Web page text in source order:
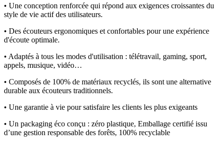
• Une conception renforcée qui répond aux exigences croissantes du
style de vie actif des utilisateurs.
• Des écouteurs ergonomiques et confortables pour une expérience
d'écoute optimale.
• Adaptés à tous les modes d'utilisation : télétravail, gaming, sport,
appels, musique, vidéo…
• Composés de 100% de matériaux recyclés, ils sont une alternative
durable aux écouteurs traditionnels.
• Une garantie à vie pour satisfaire les clients les plus exigeants
• Un packaging éco conçu : zéro plastique, Emballage certifié issu
d’une gestion responsable des forêts, 100% recyclable